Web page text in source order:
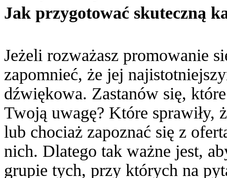
Jak przygotować skuteczną
Jeżeli rozważasz promowanie
zapomnieć, że jej
dźwiękowa. Zastanów się,
Twoją uwagę? Które sprawiły,
lub chociaż zapoznać się z
nich. Dlatego tak ważne jest,
grupie tych, przy których na